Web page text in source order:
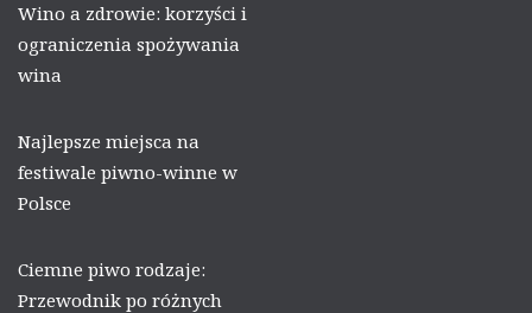
Wino a zdrowie: korzyści i
ograniczenia spożywania
wina
Najlepsze miejsca na
festiwale piwno-winne w
Polsce
Ciemne piwo rodzaje:
Przewodnik po różnych